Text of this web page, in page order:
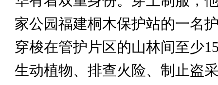
家公园福建桐木保护站的一名
穿梭在管护片区的山林间至少
生动植物、排查火险、制止盗